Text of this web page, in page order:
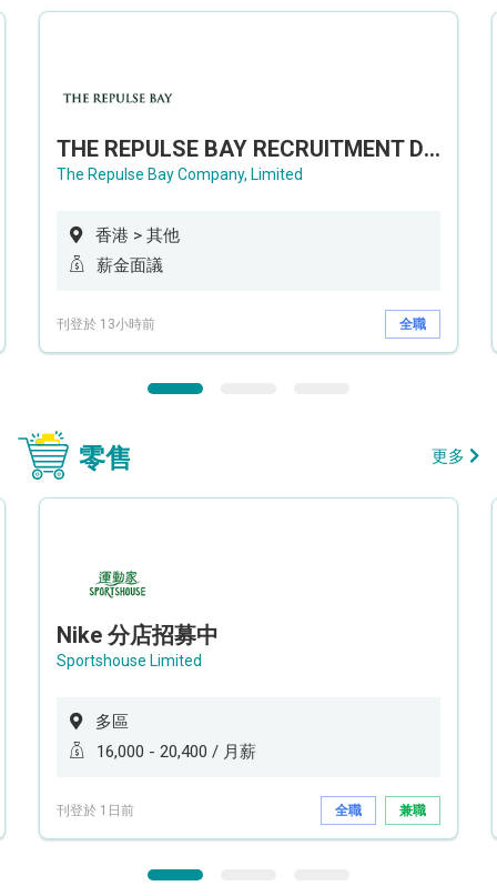
THE REPULSE BAY RECRUITMENT DAY 淺水灣影灣園人才招聘會
The Repulse Bay Company, Limited
香港 > 其他
薪金面議
刊登於 13小時前 全職
零售 更多
Nike 分店招募中
Sportshouse Limited
多區
16,000 - 20,400 / 月薪
刊登於 1日前 全職 兼職